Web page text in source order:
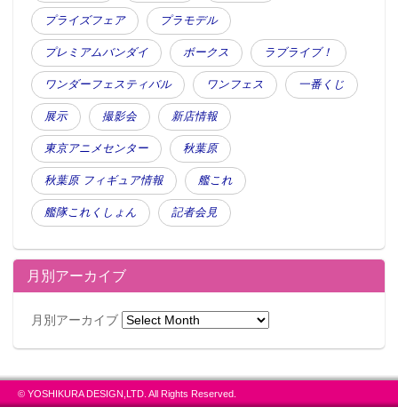
1 2 3 4 ... » 最後 »
プライズフェア プラモデル
プレミアムバンダイ ボークス ラブライブ！
ワンダーフェスティバル ワンフェス 一番くじ
展示 撮影会 新店情報
東京アニメセンター 秋葉原
秋葉原 フィギュア情報 艦これ
艦隊これくしょん 記者会見
月別アーカイブ
月別アーカイブ
© YOSHIKURA DESIGN,LTD. All Rights Reserved.